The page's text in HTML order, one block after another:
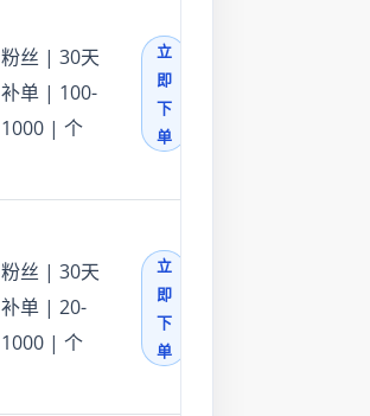
粉丝 | 30天
补单 | 100-
1000 | 个
立
即
下
单
粉丝 | 30天
补单 | 20-
1000 | 个
立
即
下
单